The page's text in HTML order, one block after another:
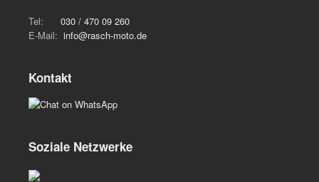
Tel:
030 / 470 09 260
E-Mail: info@rasch-moto.de
Kontakt
Soziale Netzwerke